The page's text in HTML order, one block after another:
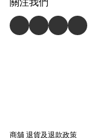
商舖退貨及退款政策